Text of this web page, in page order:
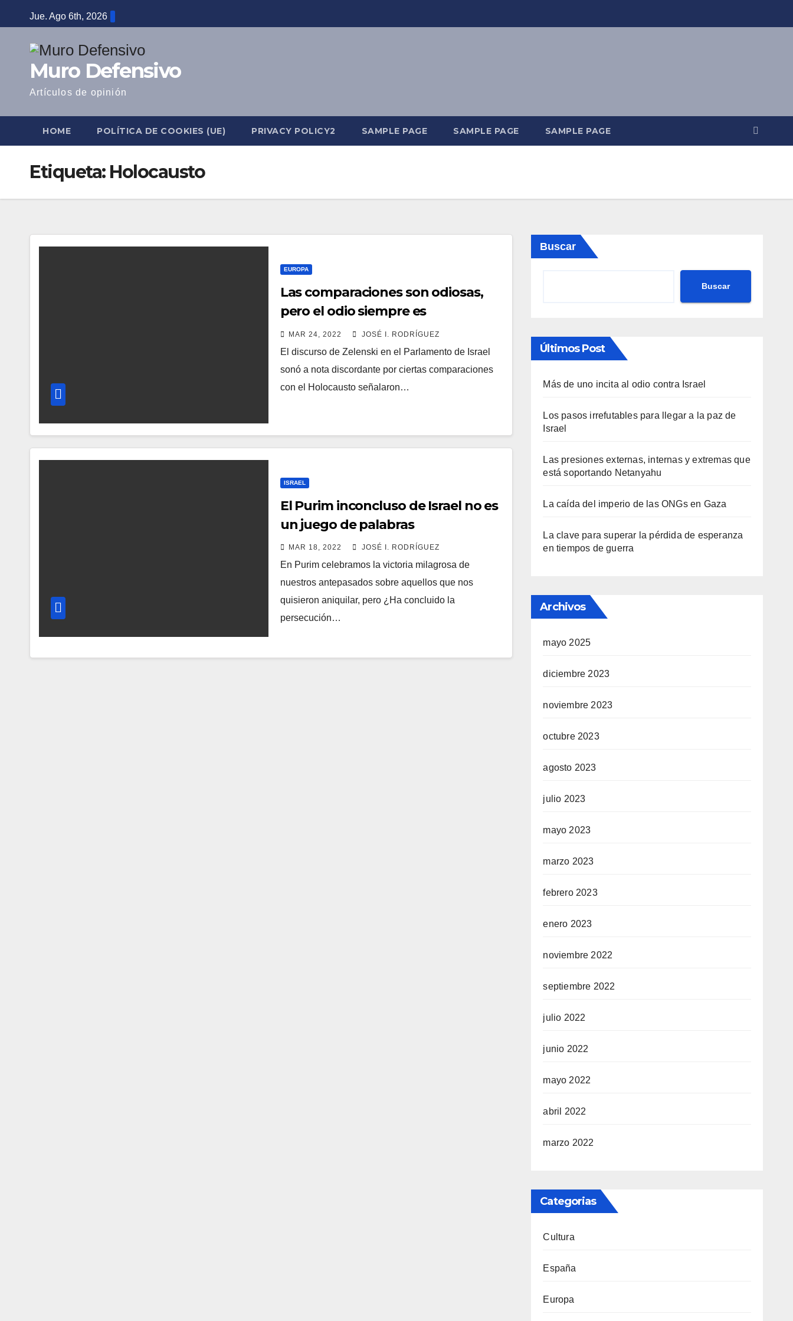
al
contenido
Jue. Ago 6th, 2026
Muro Defensivo
Artículos de opinión
HOME POLÍTICA DE COOKIES (UE) PRIVACY POLICY2 SAMPLE PAGE SAMPLE PAGE SAMPLE PAGE
Etiqueta: Holocausto
EUROPA
Las comparaciones son odiosas,
pero el odio siempre es
comparable
MAR 24, 2022 JOSÉ I. RODRÍGUEZ
El discurso de Zelenski en el Parlamento de Israel
sonó a nota discordante por ciertas comparaciones
con el Holocausto señalaron…
ISRAEL
El Purim inconcluso de Israel no es
un juego de palabras
MAR 18, 2022 JOSÉ I. RODRÍGUEZ
En Purim celebramos la victoria milagrosa de
nuestros antepasados sobre aquellos que nos
quisieron aniquilar, pero ¿Ha concluido la
persecución…
Buscar
Buscar
Últimos Post
Más de uno incita al odio contra Israel
Los pasos irrefutables para llegar a la paz de
Israel
Las presiones externas, internas y extremas que
está soportando Netanyahu
La caída del imperio de las ONGs en Gaza
La clave para superar la pérdida de esperanza
en tiempos de guerra
Archivos
mayo 2025
diciembre 2023
noviembre 2023
octubre 2023
agosto 2023
julio 2023
mayo 2023
marzo 2023
febrero 2023
enero 2023
noviembre 2022
septiembre 2022
julio 2022
junio 2022
mayo 2022
abril 2022
marzo 2022
Categorias
Cultura
España
Europa